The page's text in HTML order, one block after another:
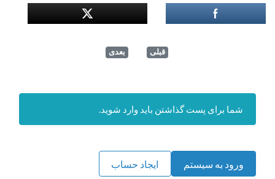
قبلی بعدی
شما برای پست گذاشتن باید وارد شوید.
ورود به سیستم ایجاد حساب